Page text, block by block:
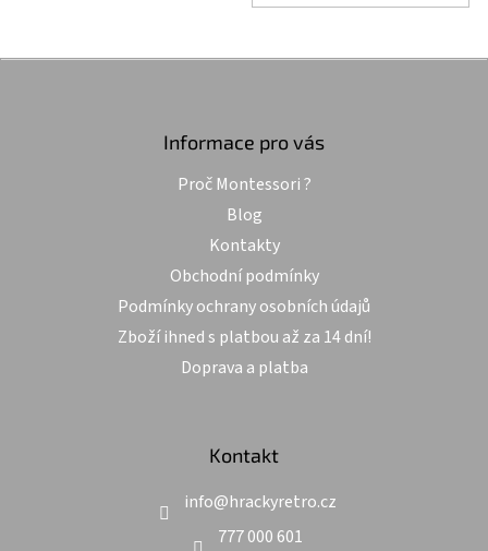
Z
Informace pro vás
Proč Montessori ?
Blog
Kontakty
Obchodní podmínky
Podmínky ochrany osobních údajů
Zboží ihned s platbou až za 14 dní!
Doprava a platba
Kontakt
info@hrackyretro.cz
777 000 601